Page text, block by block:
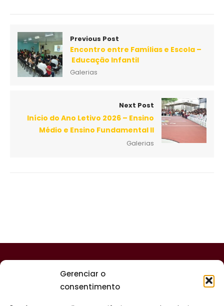
Gerenciar o
consentimento
Previous Post
Encontro entre Famílias e Escola –
Educação Infantil
Galerias
Next Post
Início do Ano Letivo 2026 – Ensino
Médio e Ensino Fundamental II
Galerias